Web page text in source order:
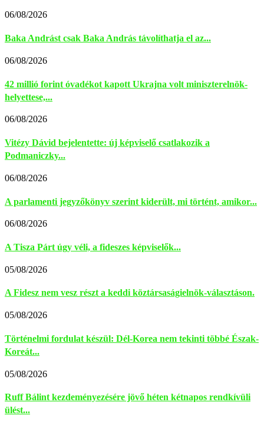
06/08/2026
Baka Andrást csak Baka András távolíthatja el az...
06/08/2026
42 millió forint óvadékot kapott Ukrajna volt miniszterelnök-
helyettese,...
06/08/2026
Vitézy Dávid bejelentette: új képviselő csatlakozik a
Podmaniczky...
06/08/2026
A parlamenti jegyzőkönyv szerint kiderült, mi történt, amikor...
06/08/2026
A Tisza Párt úgy véli, a fideszes képviselők...
05/08/2026
A Fidesz nem vesz részt a keddi köztársaságielnök-választáson.
05/08/2026
Történelmi fordulat készül: Dél-Korea nem tekinti többé Észak-
Koreát...
05/08/2026
Ruff Bálint kezdeményezésére jövő héten kétnapos rendkívüli
ülést...